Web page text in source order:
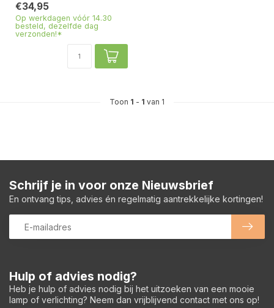
€34,95
Op werkdagen vóór 14.30
besteld, dezelfde dag
verzonden!*
Toon 1 - 1 van 1
Hulp of advies nodig?
Heb je hulp of advies nodig bij het uitzoeken van een mooie
lamp of verlichting? Neem dan vrijblijvend contact met ons op!
Schrijf je in voor onze Nieuwsbrief
En ontvang tips, advies én regelmatig aantrekkelijke kortingen!